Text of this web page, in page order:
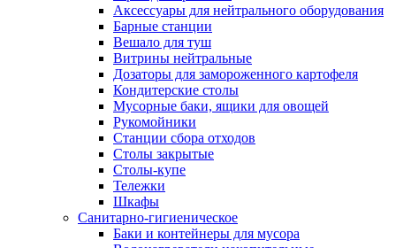
Аксессуары для нейтрального оборудования
Барные станции
Вешало для туш
Витрины нейтральные
Дозаторы для замороженного картофеля
Кондитерские столы
Мусорные баки, ящики для овощей
Рукомойники
Станции сбора отходов
Столы закрытые
Столы-купе
Тележки
Шкафы
Санитарно-гигиеническое
Баки и контейнеры для мусора